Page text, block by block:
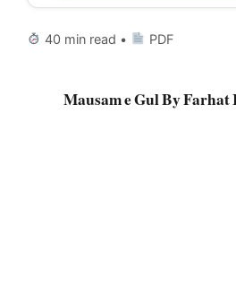
40 min read • PDF
Mausam e Gul By